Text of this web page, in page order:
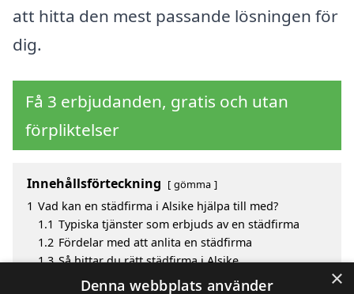
att hitta den mest passande lösningen för
dig.
Få 3 erbjudanden, gratis och utan
förpliktelser
Innehållsförteckning gömma
1 Vad kan en städfirma i Alsike hjälpa till med?
1.1 Typiska tjänster som erbjuds av en städfirma
1.2 Fördelar med att anlita en städfirma
1.3 Så hittar du rätt städfirma i Alsike
Fördelar med att välja städfirma i Alsike
×
Denna webbplats använder